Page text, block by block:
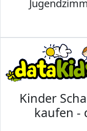
Kinder
kaufen -